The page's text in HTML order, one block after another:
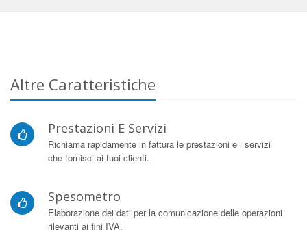
Altre Caratteristiche
Prestazioni E Servizi
Richiama rapidamente in fattura le prestazioni e i servizi
che fornisci ai tuoi clienti.
Spesometro
Elaborazione dei dati per la comunicazione delle operazioni
rilevanti ai fini IVA.